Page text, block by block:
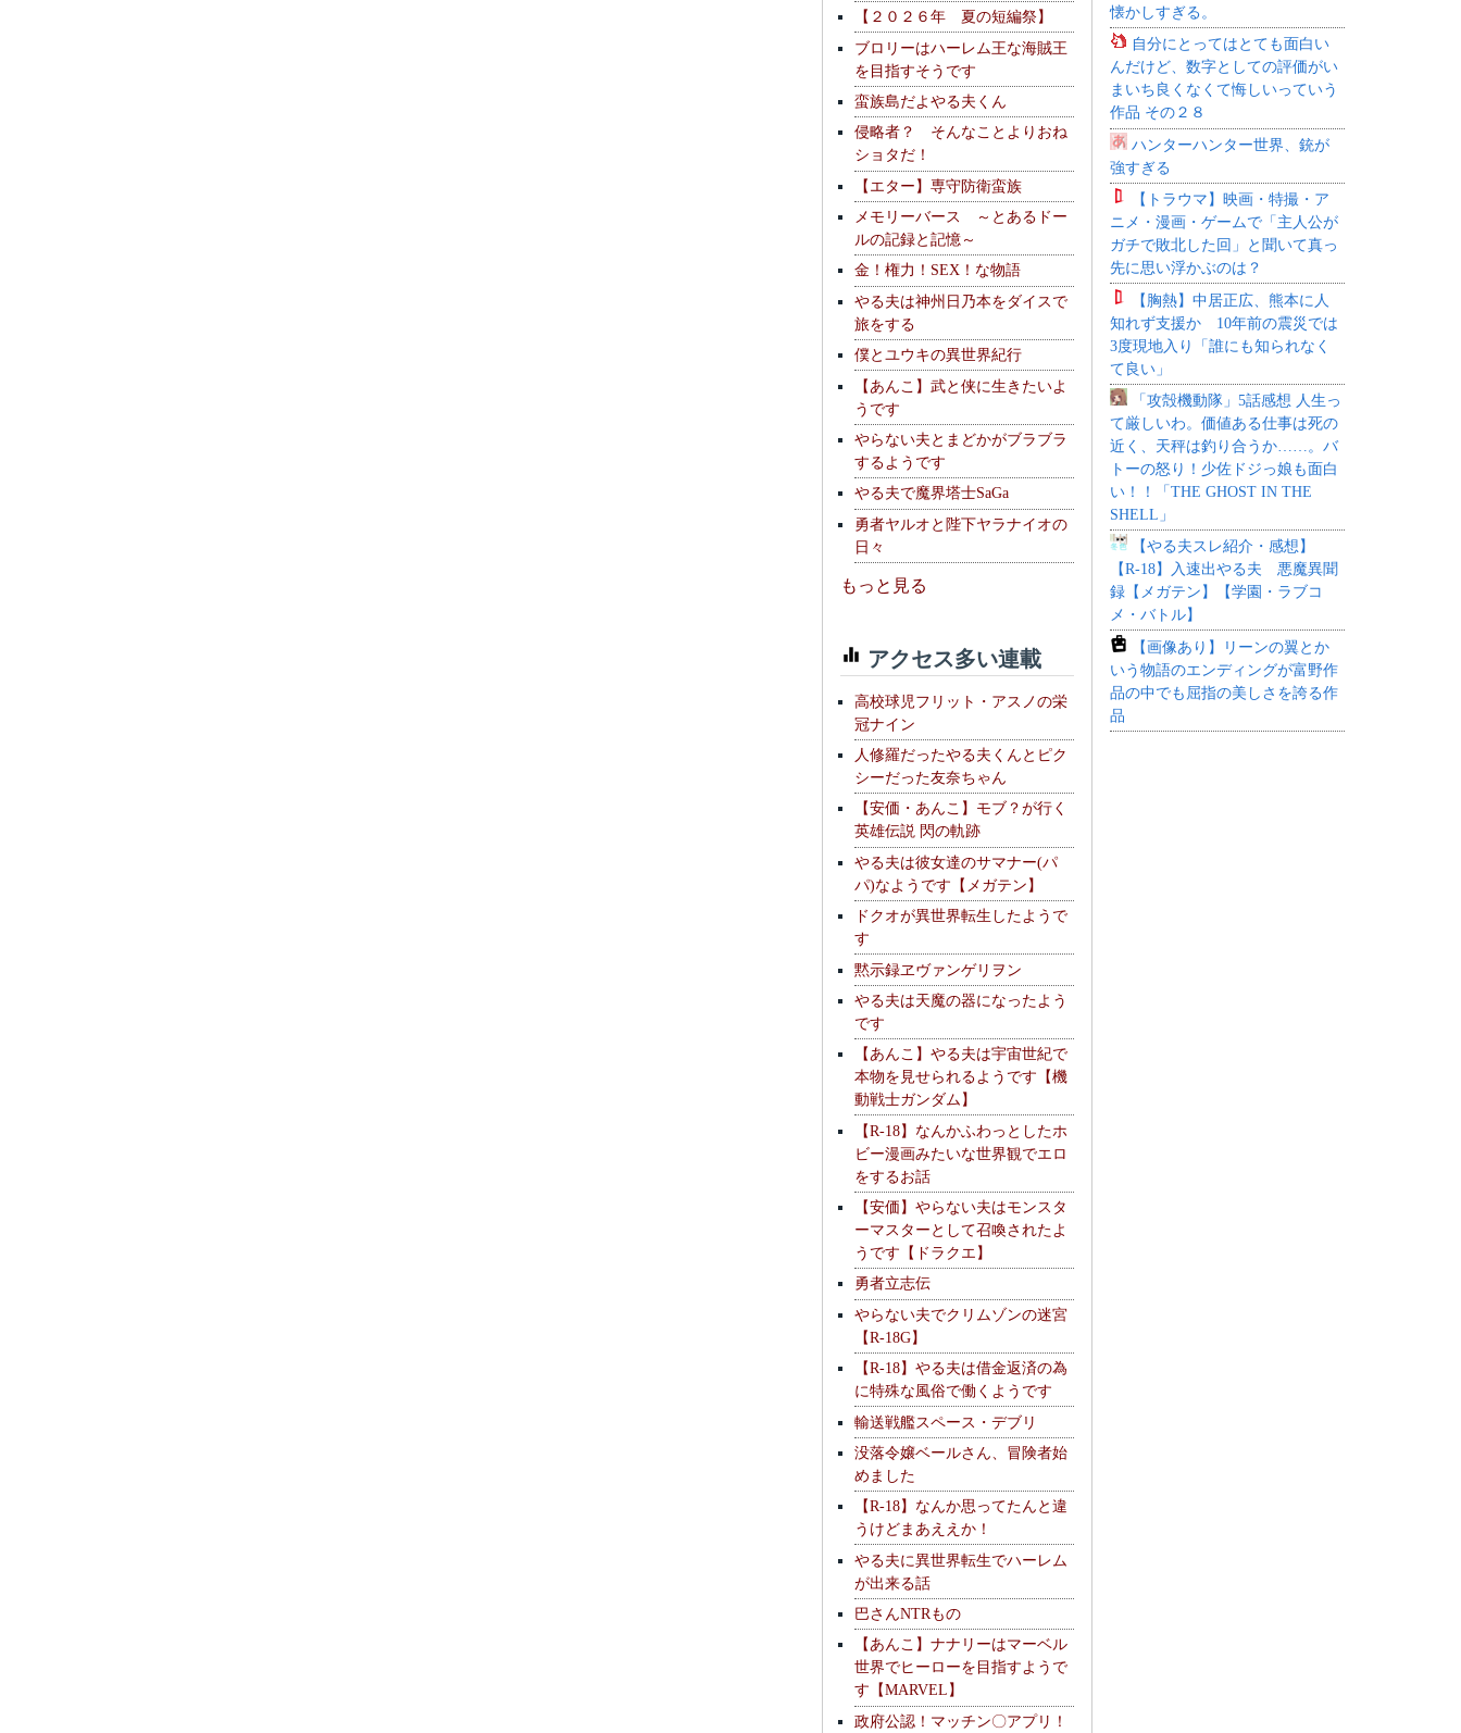
【２０２６年 夏の短編祭】
ブロリーはハーレム王な海賊王
を目指すそうです
蛮族島だよやる夫くん
侵略者？ そんなことよりおね
ショタだ！
【エター】専守防衛蛮族
メモリーバース ～とあるドー
ルの記録と記憶～
金！権力！SEX！な物語
やる夫は神州日乃本をダイスで
旅をする
僕とユウキの異世界紀行
【あんこ】武と侠に生きたいよ
うです
やらない夫とまどかがブラブラ
するようです
やる夫で魔界塔士SaGa
勇者ヤルオと陛下ヤラナイオの
日々
もっと見る
アクセス多い連載
高校球児フリット・アスノの栄
冠ナイン
人修羅だったやる夫くんとピク
シーだった友奈ちゃん
【安価・あんこ】モブ？が行く
英雄伝説 閃の軌跡
やる夫は彼女達のサマナー(パ
パ)なようです【メガテン】
ドクオが異世界転生したようで
す
黙示録ヱヴァンゲリヲン
やる夫は天魔の器になったよう
です
【あんこ】やる夫は宇宙世紀で
本物を見せられるようです【機
動戦士ガンダム】
【R-18】なんかふわっとしたホ
ビー漫画みたいな世界観でエロ
をするお話
【安価】やらない夫はモンスタ
ーマスターとして召喚されたよ
うです【ドラクエ】
勇者立志伝
やらない夫でクリムゾンの迷宮
【R-18G】
【R-18】やる夫は借金返済の為
に特殊な風俗で働くようです
輸送戦艦スペース・デブリ
没落令嬢ベールさん、冒険者始
めました
【R-18】なんか思ってたんと違
うけどまあええか！
やる夫に異世界転生でハーレム
が出来る話
巴さんNTRもの
【あんこ】ナナリーはマーベル
世界でヒーローを目指すようで
す【MARVEL】
政府公認！マッチン〇アプリ！
懐かしすぎる。
自分にとってはとても面白い
んだけど、数字としての評価がい
まいち良くなくて悔しいっていう
作品 その２８
ハンターハンター世界、銃が
強すぎる
【トラウマ】映画・特撮・ア
ニメ・漫画・ゲームで「主人公が
ガチで敗北した回」と聞いて真っ
先に思い浮かぶのは？
【胸熱】中居正広、熊本に人
知れず支援か 10年前の震災では
3度現地入り「誰にも知られなく
て良い」
「攻殻機動隊」5話感想 人生っ
て厳しいわ。価値ある仕事は死の
近く、天秤は釣り合うか……。バ
トーの怒り！少佐ドジっ娘も面白
い！！「THE GHOST IN THE
SHELL」
【やる夫スレ紹介・感想】
【R-18】入速出やる夫 悪魔異聞
録【メガテン】【学園・ラブコ
メ・バトル】
【画像あり】リーンの翼とか
いう物語のエンディングが富野作
品の中でも屈指の美しさを誇る作
品